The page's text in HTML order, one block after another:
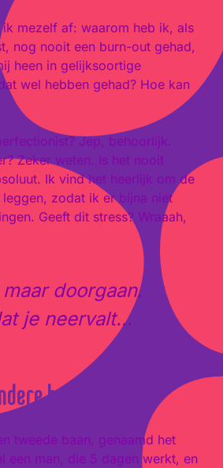
ik mezelf af: waarom heb ik, als
nog nooit een burn-out gehad,
heen in gelijksoortige
wel hebben gehad? Hoe kan
Jep, behoorlijk.
Zeker weten. Is het nooit
Ik vind het heerlijk om de
zodat ik er bíjna niet
Geeft dit stress? Wraaah,
doorgaan.
je neervalt…
baan…
tweede baan, genaamd het
een man, die 5 dagen werkt, en